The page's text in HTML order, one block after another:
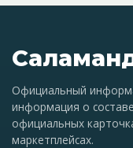
Официальный
информация о
официальных
маркетплейсах.